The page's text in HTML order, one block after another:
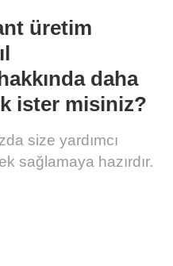
üretim
daha
ister misiniz?
size yardımcı
sağlamaya hazırdır.